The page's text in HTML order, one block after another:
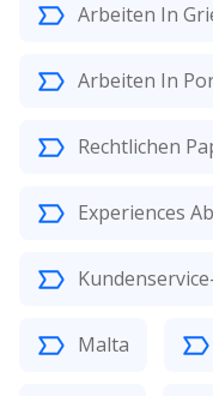
Arbeiten In
Arbeiten In
Rechtlichen
Experiences
Malta